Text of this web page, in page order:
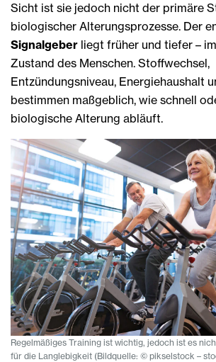
Sicht ist sie jedoch nicht der primäre
biologischer Alterungsprozesse. Der
Signalgeber liegt früher und tiefer –
Zustand des Menschen. Stoffwechsel,
Entzündungsniveau, Energiehaushalt
bestimmen maßgeblich, wie schnell
biologische Alterung abläuft.
Regelmäßiges Training ist wichtig, jedoch ist es
für die Langlebigkeit (Bildquelle: © pikselstock –